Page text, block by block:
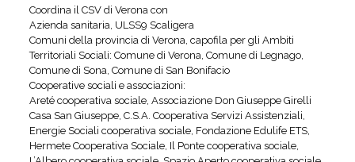
Coordina il CSV di Verona con
Azienda sanitaria, ULSS9 Scaligera
Comuni della provincia di Verona, capofila per gli Ambiti
Territoriali Sociali: Comune di Verona, Comune di Legnago,
Comune di Sona, Comune di San Bonifacio
Cooperative sociali e associazioni:
Areté cooperativa sociale, Associazione Don Giuseppe Girelli
Casa San Giuseppe, C.S.A. Cooperativa Servizi Assistenziali,
Energie Sociali cooperativa sociale, Fondazione Edulife ETS,
Hermete Cooperativa Sociale, Il Ponte cooperativa sociale,